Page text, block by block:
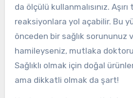
da ölçülü kullanmalısınız.
reaksiyonlara yol açabilir. Bu
önceden bir sağlık sorununuz
hamileyseniz, mutlaka
Sağlıklı olmak için doğal
ama dikkatli olmak da şart!